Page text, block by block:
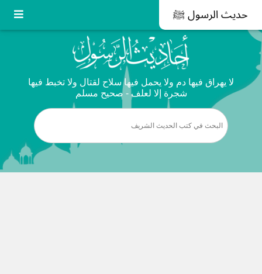
حديث الرسول ﷺ
لا يهراق فيها دم ولا يحمل فيها سلاح لقتال ولا تخبط فيها
شجرة إلا لعلف - صحيح مسلم